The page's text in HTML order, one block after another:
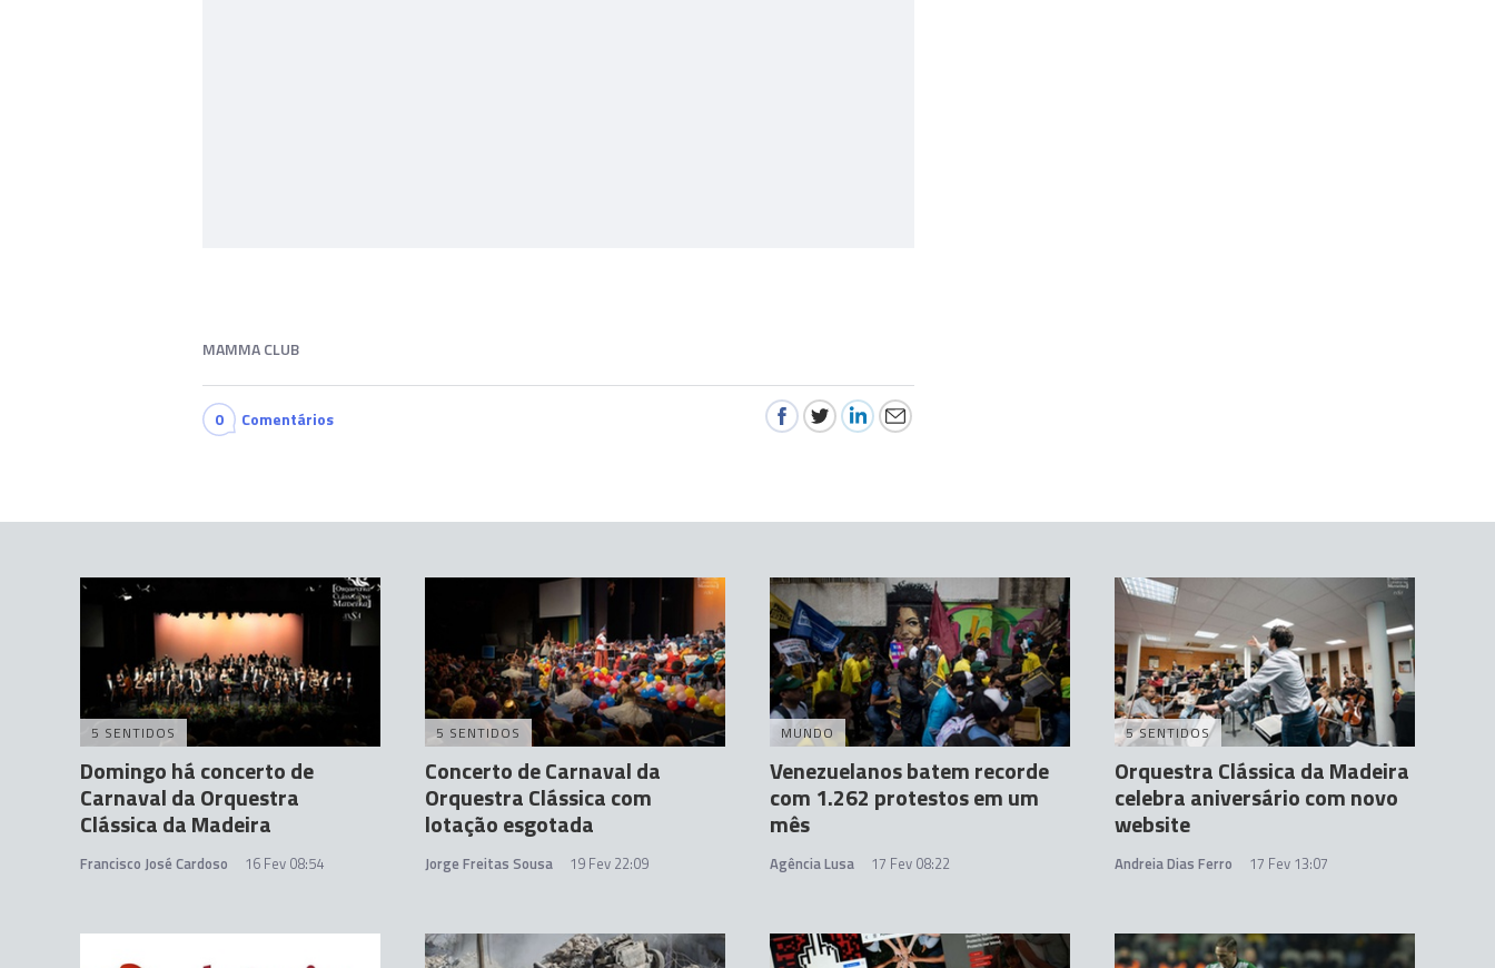
MAMMA CLUB
0 Comentários
5 SENTIDOS
Domingo há concerto de
Carnaval da Orquestra
Clássica da Madeira
Francisco José Cardoso 16 Fev 08:54
5 SENTIDOS
Concerto de Carnaval da
Orquestra Clássica com
lotação esgotada
Jorge Freitas Sousa 19 Fev 22:09
MUNDO
Venezuelanos batem recorde
com 1.262 protestos em um
mês
Agência Lusa 17 Fev 08:22
5 SENTIDOS
Orquestra Clássica da Madeira
celebra aniversário com novo
website
Andreia Dias Ferro 17 Fev 13:07